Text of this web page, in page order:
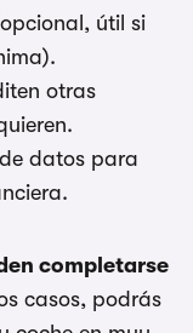
útil si
otras
datos para
completarse
casos, podrás